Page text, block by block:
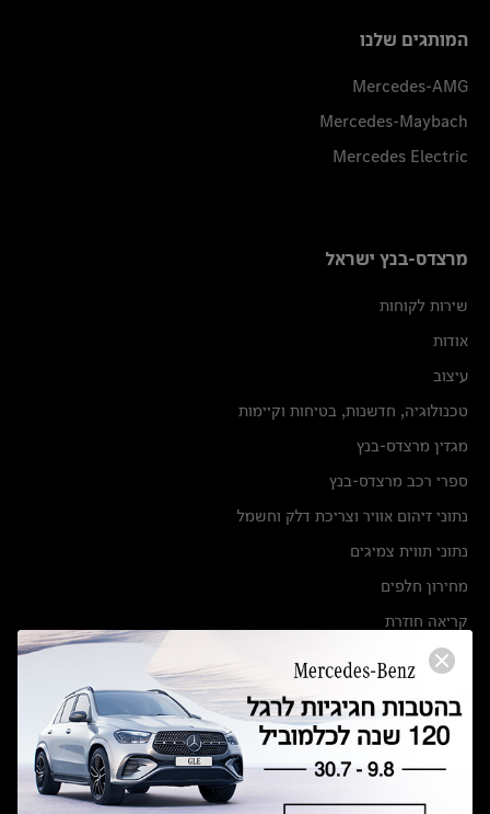
המותגים שלנו
Mercedes-AMG
Mercedes-Maybach
Mercedes Electric
מרצדס-בנץ ישראל
שירות לקוחות
אודות
עיצוב
טכנולוגיה, חדשנות, בטיחות וקיימות
מגזין מרצדס-בנץ
ספרי רכב מרצדס-בנץ
נתוני זיהום אוויר וצריכת דלק וחשמל
נתוני תווית צמיגים
מחירון חלפים
קריאה חוזרת
הודעה על הטבות לרכבי מרצדס בהסדר פשרה בתצ 56447-02-19
תקנון ימי מכירות 120 לכלמוביל